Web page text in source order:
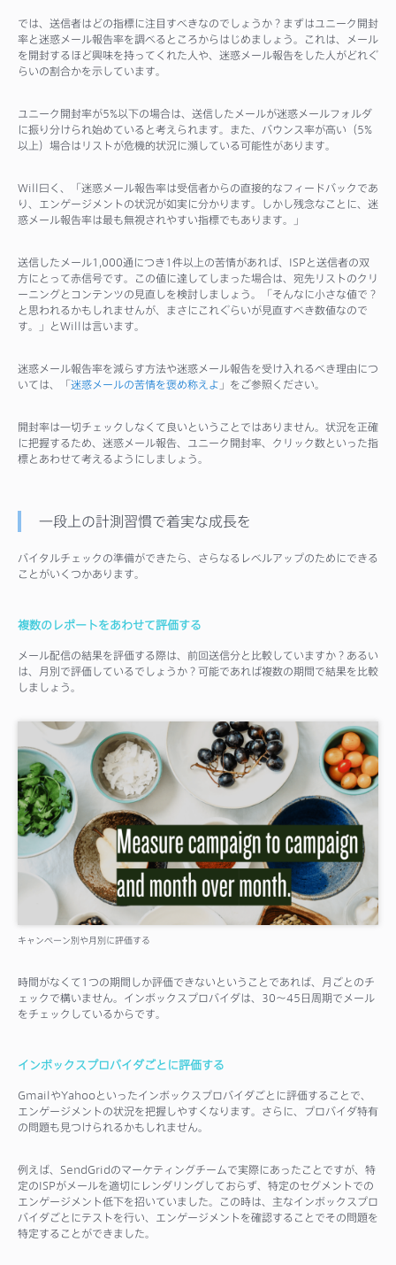
では、送信者はどの指標に注目すべきなのでしょうか？まずはユニーク開封
率と迷惑メール報告率を調べるところからはじめましょう。これは、メール
を開封するほど興味を持ってくれた人や、迷惑メール報告をした人がどれぐ
らいの割合かを示しています。
ユニーク開封率が5%以下の場合は、送信したメールが迷惑メールフォルダ
に振り分けられ始めていると考えられます。また、バウンス率が高い（5%
以上）場合はリストが危機的状況に瀕している可能性があります。
Will曰く、「迷惑メール報告率は受信者からの直接的なフィードバックであ
り、エンゲージメントの状況が如実に分かります。しかし残念なことに、迷
惑メール報告率は最も無視されやすい指標でもあります。」
送信したメール1,000通につき1件以上の苦情があれば、ISPと送信者の双
方にとって赤信号です。この値に達してしまった場合は、宛先リストのクリ
ーニングとコンテンツの見直しを検討しましょう。「そんなに小さな値で？
と思われるかもしれませんが、まさにこれぐらいが見直すべき数値なので
す。」とWillは言います。
迷惑メール報告率を減らす方法や迷惑メール報告を受け入れるべき理由につ
いては、「迷惑メールの苦情を褒め称えよ 」をご参照ください。
開封率は一切チェックしなくて良いということではありません。状況を正確
に把握するため、迷惑メール報告、ユニーク開封率、クリック数といった指
標とあわせて考えるようにしましょう。
一段上の計測習慣で着実な成長を
バイタルチェックの準備ができたら、さらなるレベルアップのためにできる
ことがいくつかあります。
複数のレポートをあわせて評価する
メール配信の結果を評価する際は、前回送信分と比較していますか？あるい
は、月別で評価しているでしょうか？可能であれば複数の期間で結果を比較
しましょう。
キャンペーン別や月別に評価する
時間がなくて1つの期間しか評価できないということであれば、月ごとのチ
ェックで構いません。インボックスプロバイダは、30〜45日周期でメール
をチェックしているからです。
インボックスプロバイダごとに評価する
GmailやYahooといったインボックスプロバイダごとに評価することで、
エンゲージメントの状況を把握しやすくなります。さらに、プロバイダ特有
の問題も見つけられるかもしれません。
例えば、SendGridのマーケティングチームで実際にあったことですが、特
定のISPがメールを適切にレンダリングしておらず、特定のセグメントでの
エンゲージメント低下を招いていました。この時は、主なインボックスプロ
バイダごとにテストを行い、エンゲージメントを確認することでその問題を
特定することができました。